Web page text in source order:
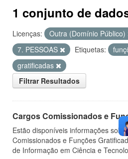
1 conjunto de
Licenças: Outra (Domínio Público)
7. PESSOAS
Etiquetas:
gratificadas
Filtrar Resultados
Cargos Comissionados e
Estão disponíveis informações
Comissionados e Funções
de Informação em Ciência e